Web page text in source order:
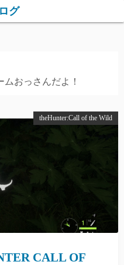
グ
おっさんだよ！
theHunter:Call of the Wild
CALL OF